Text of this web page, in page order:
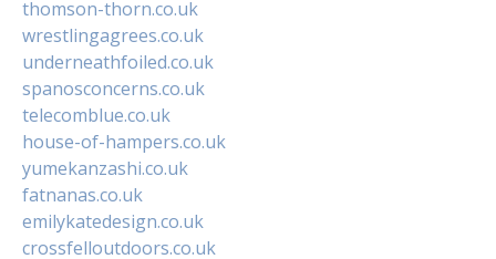
thomson-thorn.co.uk
wrestlingagrees.co.uk
underneathfoiled.co.uk
spanosconcerns.co.uk
telecomblue.co.uk
house-of-hampers.co.uk
yumekanzashi.co.uk
fatnanas.co.uk
emilykatedesign.co.uk
crossfelloutdoors.co.uk